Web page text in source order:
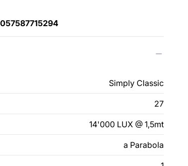
Simply Classic
27
14'000 LUX @ 1,5mt
a Parabola